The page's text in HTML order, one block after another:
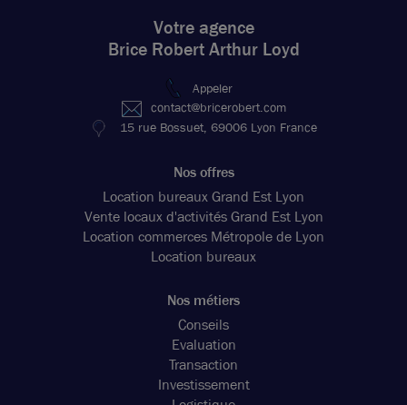
Votre agence
Brice Robert Arthur Loyd
Appeler
contact@bricerobert.com
15 rue Bossuet, 69006 Lyon France
Nos offres
Location bureaux Grand Est Lyon
Vente locaux d'activités Grand Est Lyon
Location commerces Métropole de Lyon
Location bureaux
Nos métiers
Conseils
Evaluation
Transaction
Investissement